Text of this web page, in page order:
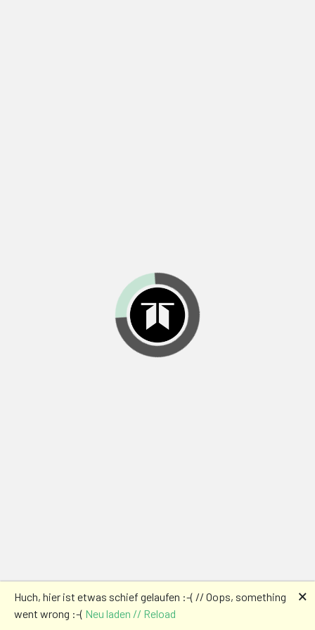
Huch, hier ist etwas schief gelaufen :-( // Oops, something
went wrong :-( Neu laden // Reload
🗙